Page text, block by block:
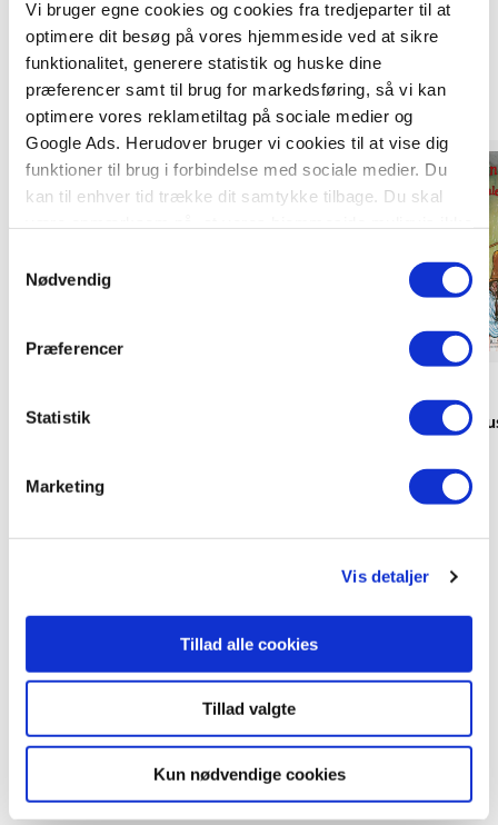
Vi bruger egne cookies og cookies fra tredjeparter til at
optimere dit besøg på vores hjemmeside ved at sikre
funktionalitet, generere statistik og huske dine
præferencer samt til brug for markedsføring, så vi kan
optimere vores reklametiltag på sociale medier og
Google Ads. Herudover bruger vi cookies til at vise dig
funktioner til brug i forbindelse med sociale medier. Du
kan til enhver tid trække dit samtykke tilbage. Du skal
tilbagetrækker et samtykke.
Nødvendig
Præferencer
Statistik
Marketing
Vis detaljer
Tillad alle cookies
Tillad valgte
Kun nødvendige cookies
Titler i serien
Peddersens kalender 2027
Forudbestilling
Peddersen &
Sven Nordqvist
129,95 KR.
Forudbestilling
Andre har også købt